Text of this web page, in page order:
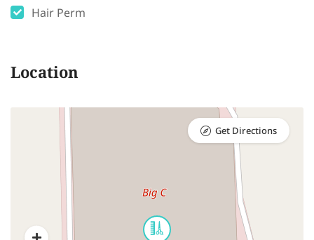
Hair Perm
Location
Get Directions